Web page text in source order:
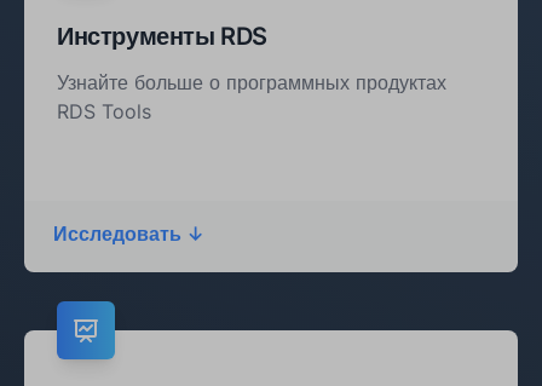
Инструменты RDS
Узнайте больше о программных продуктах
RDS Tools
Исследовать ↓